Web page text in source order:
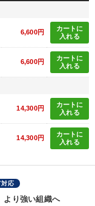
6,600円
カートに
入れる
6,600円
カートに
入れる
14,300円
カートに
入れる
14,300円
カートに
入れる
対応
より強い組織へ